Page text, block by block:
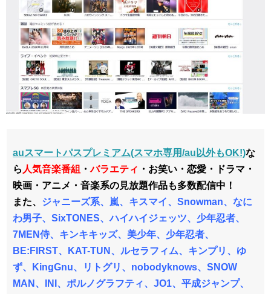
auスマートパスプレミアム(スマホ専用/au以外もOK!)な
ら 人気音楽番組 ・バラエティ ・お笑い・恋愛・ドラマ・
映画・アニメ・音楽系の見放題作品も多数配信中！
また、 ジャニーズ系、
嵐、キスマイ、Snowman、なに
わ男子、SixTONES、ハイハイジェッツ、少年忍者、
7MEN侍、キンキキッズ、美少年、少年忍者、
BE:FIRST、KAT-TUN、ルセラフィム、キンプリ、ゆ
ず、KingGnu、リトグリ、nobodyknows、SNOW
MAN、INI、ポルノグラフティ、JO1、平成ジャンプ、